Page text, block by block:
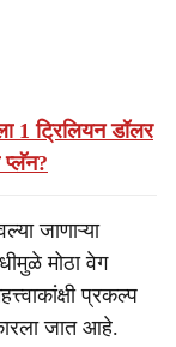
1 ट्रिलियन डॉलर
प्लॅन?
जाणाऱ्या
मोठा वेग
प्रकल्प
जात आहे.